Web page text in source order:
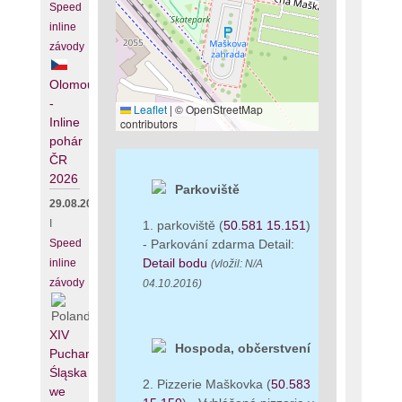
Speed
inline
závody
Olomouc
-
Inline
pohár
ČR
2026
29.08.2026
Speed
inline
závody
XIV
Puchar
Śląska
we
Leaflet | © OpenStreetMap
contributors
Parkoviště
1. parkoviště (50.581 15.151)
- Parkování zdarma Detail:
Detail bodu (vložil: N/A
04.10.2016)
Hospoda, občerstvení
2. Pizzerie Maškovka (50.583